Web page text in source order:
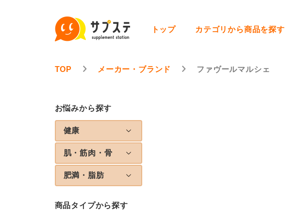
トップ カテゴリから商品を探す
TOP メーカー・ブランド ファヴールマルシェ
お悩みから探す
健康
肌・筋肉・骨
肥満・脂肪
商品タイプから探す